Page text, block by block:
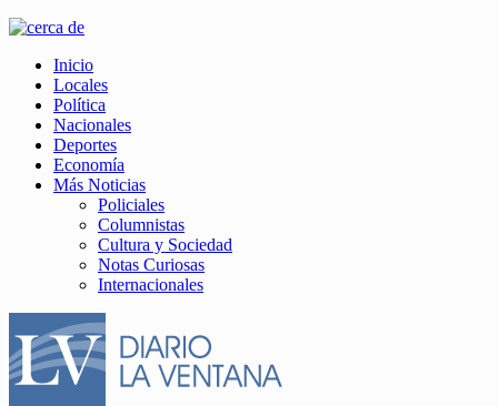
Inicio
Locales
Política
Nacionales
Deportes
Economía
Más Noticias
Policiales
Columnistas
Cultura y Sociedad
Notas Curiosas
Internacionales